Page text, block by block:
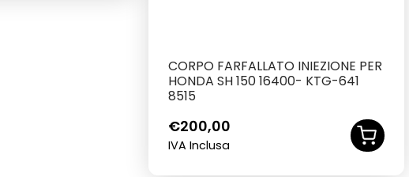
CORPO FARFALLATO INIEZIONE PER
HONDA SH 150 16400- KTG-641
8515
€200,00
IVA Inclusa